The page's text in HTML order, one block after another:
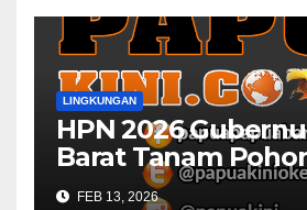
LINGKUNGAN
HPN 2026
Barat Tanam
FEB 13, 2026